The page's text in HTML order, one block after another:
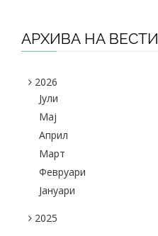
АРХИВА НА ВЕСТИ
2026
Јули
Maj
Април
Март
Февруари
Јануари
2025